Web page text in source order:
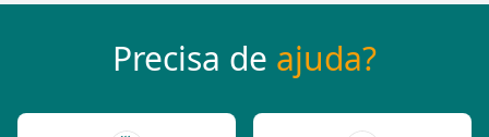
Precisa de ajuda?